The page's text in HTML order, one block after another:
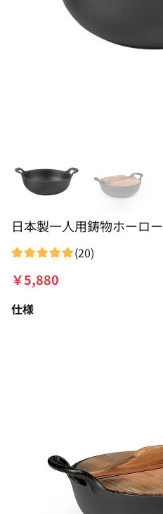
日本製一人用鋳物ホーロ
(20)
￥5,880
仕様